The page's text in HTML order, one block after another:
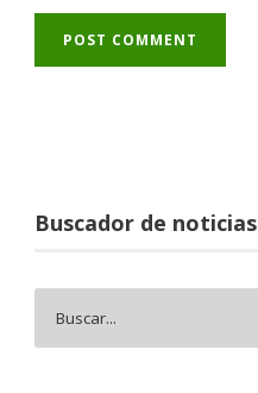
Buscador de noticias